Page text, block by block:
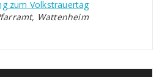
zum Volkstrauertag
Wattenheim